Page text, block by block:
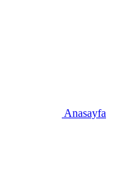
Anasayfa